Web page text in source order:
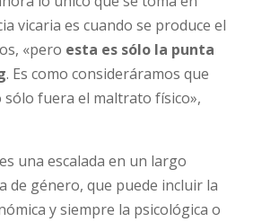
vicaria es cuando se produce el
«pero esta es sólo la punta
. Es como consideráramos que
sólo fuera el maltrato físico»,
una escalada en un largo
de género, que puede incluir la
y siempre la psicológica o